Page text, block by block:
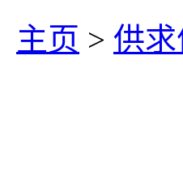
主页 > 供